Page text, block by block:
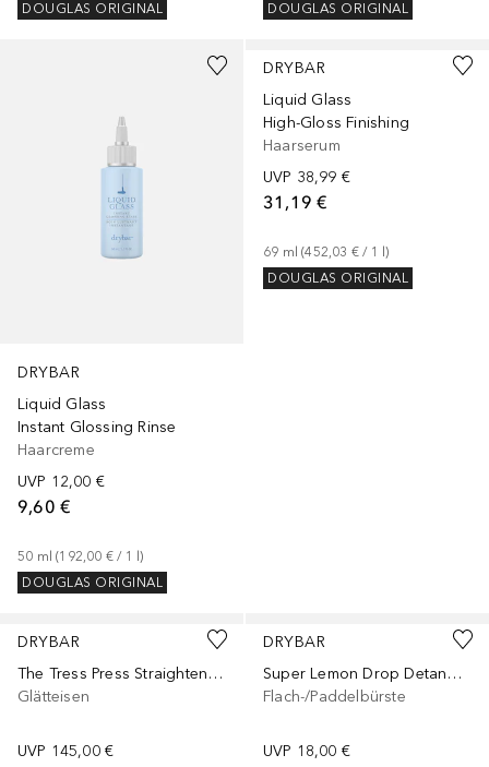
DOUGLAS ORIGINAL
DOUGLAS ORIGINAL
DRYBAR
Liquid Glass
Instant Glossing Rinse
Haarcreme
UVP 12,00 €
9,60 €
50 ml (192,00 € / 1 l)
DOUGLAS ORIGINAL
Größe
DRYBAR
Liquid Glass
High-Gloss Finishing
Haarserum
UVP 38,99 €
31,19 €
69 ml (452,03 € / 1 l)
DOUGLAS ORIGINAL
DRYBAR
The Tress Press Straightening Iron
Glätteisen
UVP 145,00 €
DRYBAR
Super Lemon Drop Detangling Hair Brush
Flach-/Paddelbürste
UVP 18,00 €